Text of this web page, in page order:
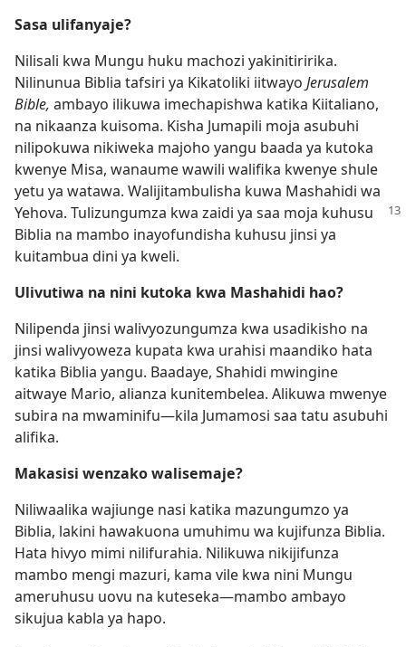
Sasa ulifanyaje?
Nilisali kwa Mungu huku machozi yakinitiririka.
Nilinunua Biblia tafsiri ya Kikatoliki iitwayo Jerusalem
Bible, ambayo ilikuwa imechapishwa katika Kiitaliano,
na nikaanza kuisoma. Kisha Jumapili moja asubuhi
nilipokuwa nikiweka majoho yangu baada ya kutoka
kwenye Misa, wanaume wawili walifika kwenye shule
yetu ya watawa. Walijitambulisha kuwa Mashahidi wa
Yehova. Tulizungumza kwa zaidi ya saa moja kuhusu
Biblia na mambo inayofundisha kuhusu jinsi ya
kuitambua dini ya kweli.
Ulivutiwa na nini kutoka kwa Mashahidi hao?
Nilipenda jinsi walivyozungumza kwa usadikisho na
jinsi walivyoweza kupata kwa urahisi maandiko hata
katika Biblia yangu. Baadaye, Shahidi mwingine
aitwaye Mario, alianza kunitembelea. Alikuwa mwenye
subira na mwaminifu—kila Jumamosi saa tatu asubuhi
alifika.
Makasisi wenzako walisemaje?
Niliwaalika wajiunge nasi katika mazungumzo ya
Biblia, lakini hawakuona umuhimu wa kujifunza Biblia.
Hata hivyo mimi nilifurahia. Nilikuwa nikijifunza
mambo mengi mazuri, kama vile kwa nini Mungu
ameruhusu uovu na kuteseka—mambo ambayo
sikujua kabla ya hapo.